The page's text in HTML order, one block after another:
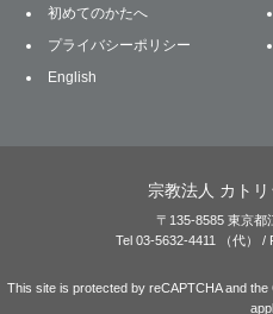
初めてのかたへ
プライバシーポリシー
English
宗教法人 カト
〒135-8585 東京都
Tel 03-5632-4411 （代） /
This site is protected by reCAPTCHA and the